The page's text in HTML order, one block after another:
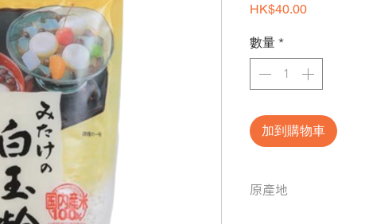
HK$40.00價格
數量 *
加到購物車
原產地